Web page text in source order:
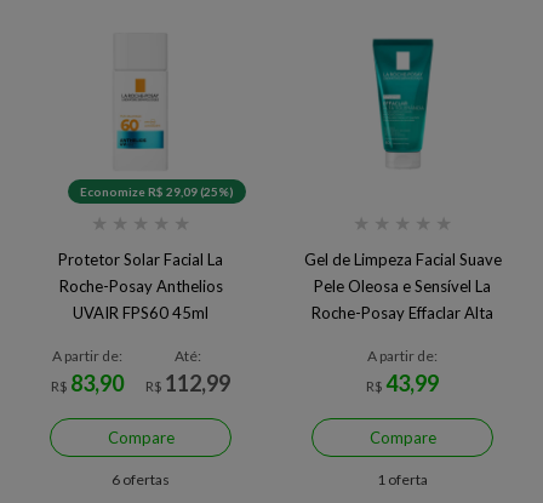
Economize R$ 29,09 (25%)
★ ★ ★ ★ ★
Protetor Solar Facial La
Roche-Posay Anthelios
UVAIR FPS60 45ml
A partir de:
R$ 83,90
Até:
R$ 112,99
Compare
6 ofertas
★ ★ ★ ★ ★
Gel de Limpeza Facial Suave
Pele Oleosa e Sensível La
Roche-Posay Effaclar Alta
A partir de:
R$ 43,99
Compare
1 oferta